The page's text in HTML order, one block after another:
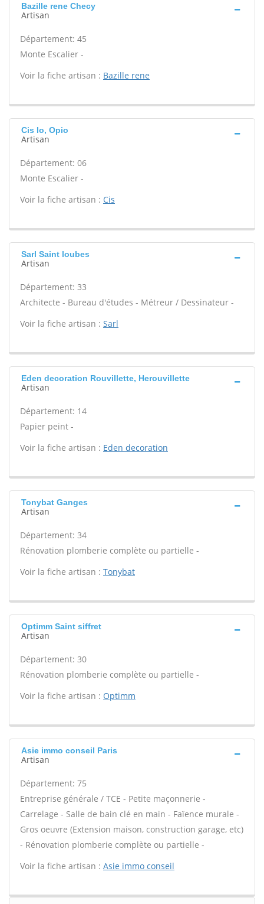
Bazille rene Checy
Artisan
Département: 45
Monte Escalier -
Voir la fiche artisan : Bazille rene
Cis Io, Opio
Artisan
Département: 06
Monte Escalier -
Voir la fiche artisan : Cis
Sarl Saint loubes
Artisan
Département: 33
Architecte - Bureau d'études - Métreur / Dessinateur -
Voir la fiche artisan : Sarl
Eden decoration Rouvillette, Herouvillette
Artisan
Département: 14
Papier peint -
Voir la fiche artisan : Eden decoration
Tonybat Ganges
Artisan
Département: 34
Rénovation plomberie complète ou partielle -
Voir la fiche artisan : Tonybat
Optimm Saint siffret
Artisan
Département: 30
Rénovation plomberie complète ou partielle -
Voir la fiche artisan : Optimm
Asie immo conseil Paris
Artisan
Département: 75
Entreprise générale / TCE - Petite maçonnerie -
Carrelage - Salle de bain clé en main - Faïence murale -
Gros oeuvre (Extension maison, construction garage, etc)
- Rénovation plomberie complète ou partielle -
Voir la fiche artisan : Asie immo conseil